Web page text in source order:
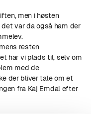
men i høsten
var da også ham der
resten
har vi plads til, selv om
med de
der bliver tale om et
fra Kaj Emdal efter